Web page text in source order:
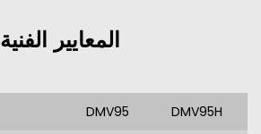
المعايير الفنية
DMV95 DMV95H